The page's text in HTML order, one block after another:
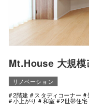
Mt.House 大規模
リノベーション
2階建
スタディコーナー
小上がり 和室 2世帯住宅